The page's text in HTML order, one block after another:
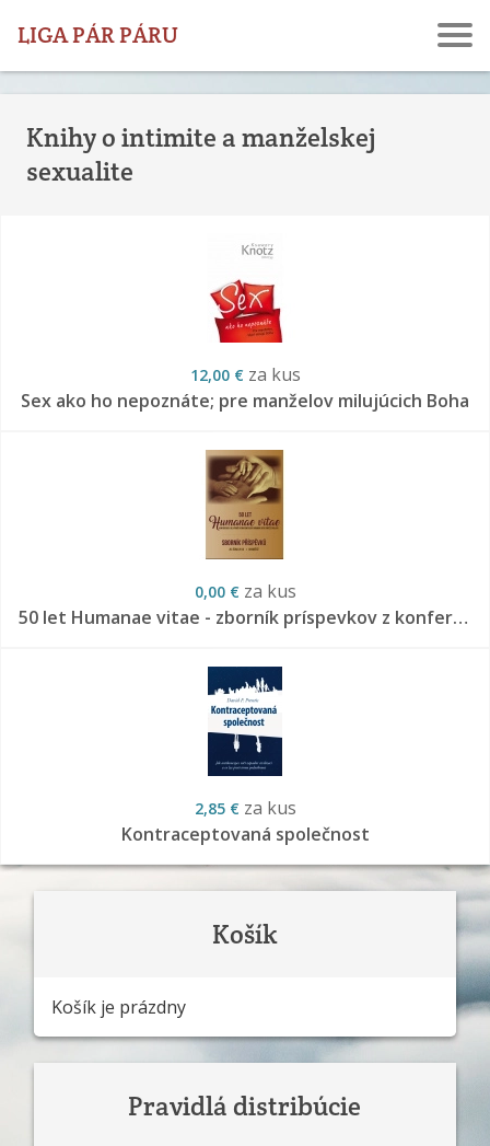
LIGA PÁR PÁRU
Knihy o intimite a manželskej
sexualite
12,00 € za kus
Sex ako ho nepoznáte; pre manželov milujúcich Boha
0,00 € za kus
50 let Humanae vitae - zborník príspevkov z konferencie LPP v Kroměříži 20.10.2018
2,85 € za kus
Kontraceptovaná společnost
Košík
Košík je prázdny
Pravidlá distribúcie